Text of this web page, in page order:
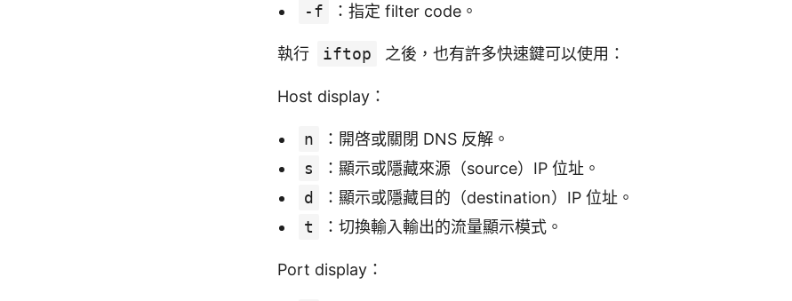
-f
：指定 filter code。
執行 iftop 之後，也有許多快速鍵可以使用：
Host display：
n
：開啓或關閉 DNS 反解。
s
：顯示或隱藏來源（source）IP 位址。
d
：顯示或隱藏目的（destination）IP 位址。
t
：切換輸入輸出的流量顯示模式。
Port display：